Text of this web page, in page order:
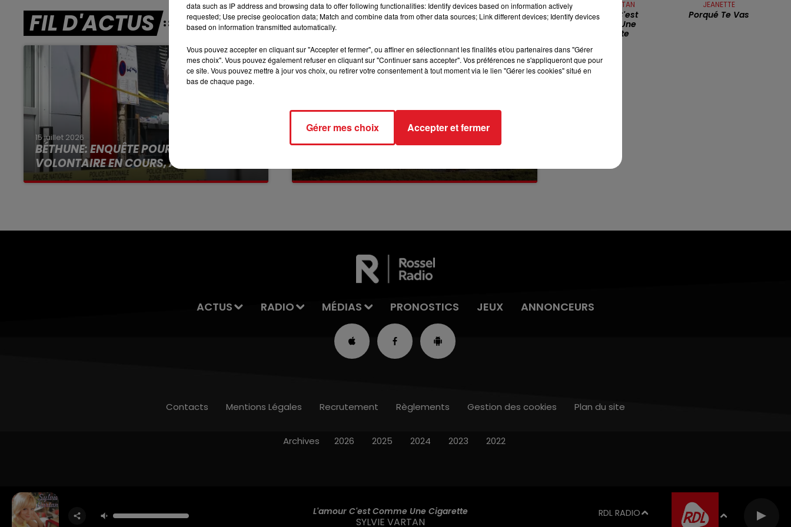
7h00 - 10h00
DEBOUT C'EST L'HEURE
12h00 - 13h00 13h00 - 16h00
FIL D'ACTUS
15 juillet 2026
BÉTHUNE: ENQUÊTE POUR HOMICIDE
VOLONTAIRE EN COURS, APRÈS LA...
Selon les premiers éléments, le logement
WINGLES: UN JEUNE PERD LA VIE, NOYÉ À
La victime a coulé à pic
SYLVIE VARTAN
L'amour C'est
Comme Une
Cigarette
JEANETTE
Porqué Te Vas
ACTUS RADIO MÉDIAS PRONOSTICS JEUX ANNONCEURS
L'amour C'est Comme Une Cigarette
SYLVIE VARTAN
RDL RADIO
Contacts Mentions Légales Recrutement Règlements Gestion des cookies Plan du site
Archives 2026 2025 2024 2023 2022
data such as IP address and browsing data to offer following functionalities: Identify devices based on information actively
requested; Use precise geolocation data; Match and combine data from other data sources; Link different devices; Identify devices
based on information transmitted automatically.
Vous pouvez accepter en cliquant sur "Accepter et fermer", ou affiner en sélectionnant les finalités et/ou partenaires dans "Gérer
mes choix". Vous pouvez également refuser en cliquant sur "Continuer sans accepter". Vos préférences ne s'appliqueront que pour
ce site. Vous pouvez mettre à jour vos choix, ou retirer votre consentement à tout moment via le lien "Gérer les cookies" situé en
bas de chaque page.
Gérer mes choix Accepter et fermer